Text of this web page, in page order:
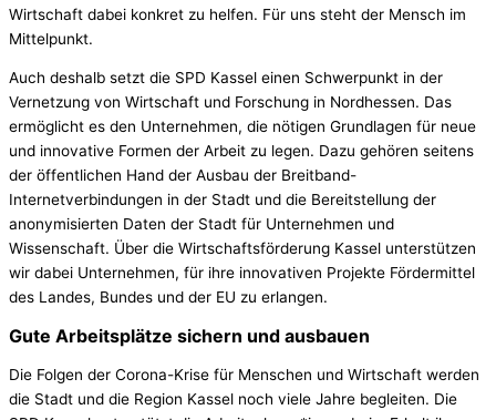
Wirtschaft dabei konkret zu helfen. Für uns steht der Mensch im
Mittelpunkt.
Auch deshalb setzt die SPD Kassel einen Schwerpunkt in der
Vernetzung von Wirtschaft und Forschung in Nordhessen. Das
ermöglicht es den Unternehmen, die nötigen Grundlagen für neue
und innovative Formen der Arbeit zu legen. Dazu gehören seitens
der öffentlichen Hand der Ausbau der Breitband-
Internetverbindungen in der Stadt und die Bereitstellung der
anonymisierten Daten der Stadt für Unternehmen und
Wissenschaft. Über die Wirtschaftsförderung Kassel unterstützen
wir dabei Unternehmen, für ihre innovativen Projekte Fördermittel
des Landes, Bundes und der EU zu erlangen.
Gute Arbeitsplätze sichern und ausbauen
Die Folgen der Corona-Krise für Menschen und Wirtschaft werden
die Stadt und die Region Kassel noch viele Jahre begleiten. Die